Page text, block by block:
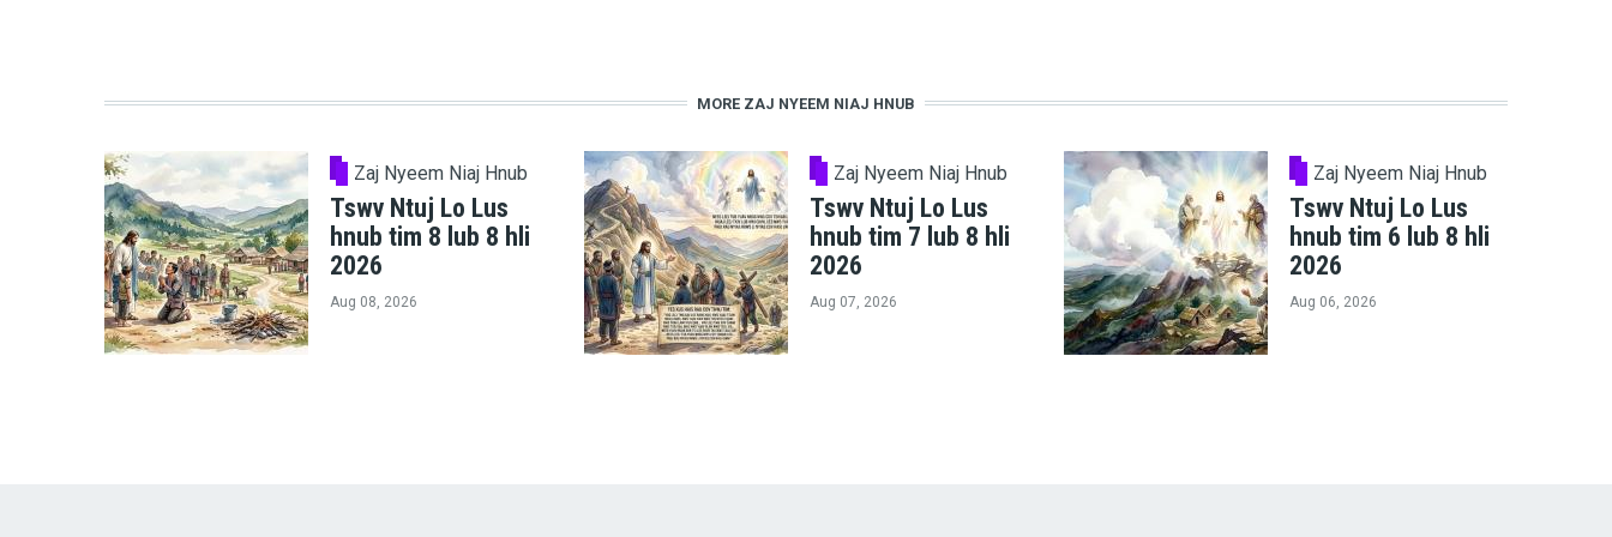
MORE ZAJ NYEEM NIAJ HNUB
Zaj Nyeem Niaj Hnub
Tswv Ntuj Lo Lus
hnub tim 8 lub 8 hli
2026
Aug 08, 2026
Zaj Nyeem Niaj Hnub
Tswv Ntuj Lo Lus
hnub tim 7 lub 8 hli
2026
Aug 07, 2026
Zaj Nyeem Niaj Hnub
Tswv Ntuj Lo Lus
hnub tim 6 lub 8 hli
2026
Aug 06, 2026